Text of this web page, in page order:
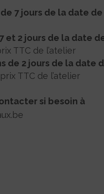
7 jours de la date de
et 2 jours de la date
TTC de l’atelier
de 2 jours de la date
TTC de l’atelier
si besoin à